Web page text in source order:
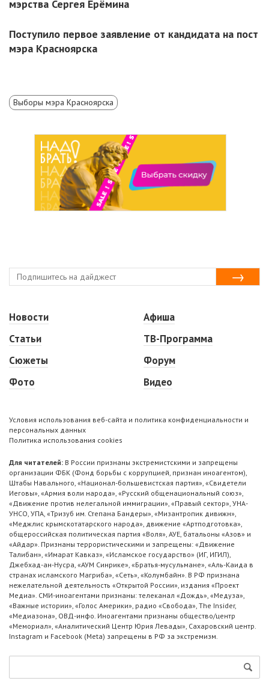
мэрства Сергея Ерёмина
Поступило первое заявление от кандидата на пост
мэра Красноярска
Выборы мэра Красноярска
Новости
Статьи
Сюжеты
Фото
Афиша
ТВ-Программа
Форум
Видео
Условия использования веб-сайта и политика конфиденциальности и
персональных данных
Политика использования cookies
Для читателей: В России признаны экстремистскими и запрещены
организации ФБК (Фонд борьбы с коррупцией, признан иноагентом),
Штабы Навального, «Национал-большевистская партия», «Свидетели
Иеговы», «Армия воли народа», «Русский общенациональный союз»,
«Движение против нелегальной иммиграции», «Правый сектор», УНА-
УНСО, УПА, «Тризуб им. Степана Бандеры», «Мизантропик дивижн»,
«Меджлис крымскотатарского народа», движение «Артподготовка»,
общероссийская политическая партия «Воля», АУЕ, батальоны «Азов» и
«Айдар». Признаны террористическими и запрещены: «Движение
Талибан», «Имарат Кавказ», «Исламское государство» (ИГ, ИГИЛ),
Джебхад-ан-Нусра, «АУМ Синрике», «Братья-мусульмане», «Аль-Каида в
странах исламского Магриба», «Сеть», «Колумбайн». В РФ признана
нежелательной деятельность «Открытой России», издания «Проект
Медиа». СМИ-иноагентами признаны: телеканал «Дождь», «Медуза»,
«Важные истории», «Голос Америки», радио «Свобода», The Insider,
«Медиазона», ОВД-инфо. Иноагентами признаны общество/центр
«Мемориал», «Аналитический Центр Юрия Левады», Сахаровский центр.
Instagram и Facebook (Metа) запрещены в РФ за экстремизм.